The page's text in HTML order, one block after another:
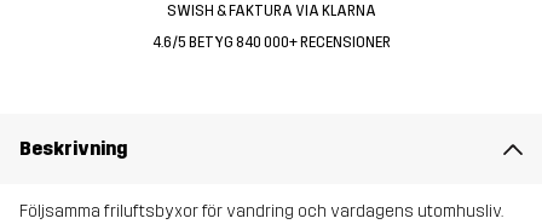
SWISH & FAKTURA VIA KLARNA
4.6/5 BETYG 840 000+ RECENSIONER
Beskrivning
Följsamma friluftsbyxor för vandring och vardagens utomhusliv.